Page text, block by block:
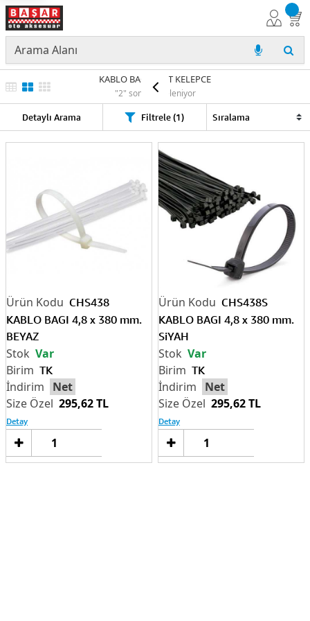
KABLO BAGI -ÇIRT KELEPCE
"2" sonuç listeleniyor
Detaylı Arama Filtrele (1)
CHS438
KABLO BAGI 4,8 x 380 mm.
BEYAZ
TK
Net
295,62 TL
Var
Detay
Sepete
CHS438S
KABLO BAGI 4,8 x 380 mm.
SiYAH
TK
Net
295,62 TL
Var
Detay